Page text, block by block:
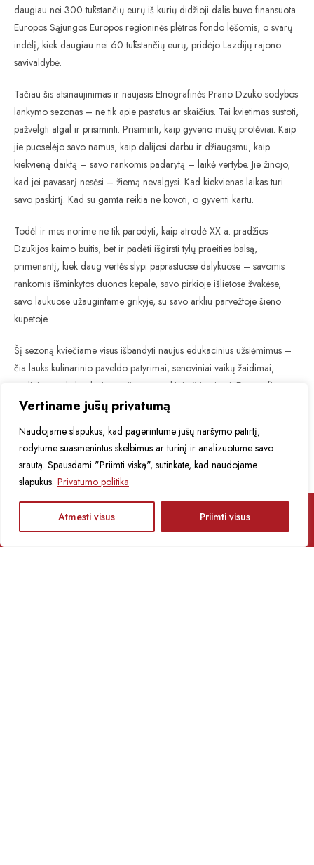
Vertiname jūsų privatumą
Naudojame slapukus, kad pagerintume jūsų naršymo patirtį,
rodytume suasmenintus skelbimus ar turinį ir analizuotume savo
srautą. Spausdami "Priimti viską", sutinkate, kad naudojame
slapukus. Privatumo politika
Atmesti visus Priimti visus
daugiau nei 300 tūkstančių eurų iš kurių didžioji dalis buvo finansuota
Europos Sąjungos Europos regioninės plėtros fondo lėšomis, o svarų
indėlį, kiek daugiau nei 60 tūkstančių eurų, pridėjo Lazdijų rajono
savivaldybė.
Tačiau šis atsinaujinimas ir naujasis Etnografinės Prano Dzūko sodybos
lankymo sezonas – ne tik apie pastatus ar skaičius. Tai kvietimas sustoti,
pažvelgti atgal ir prisiminti. Prisiminti, kaip gyveno mūsų protėviai. Kaip
jie puoselėjo savo namus, kaip dalijosi darbu ir džiaugsmu, kaip
kiekvieną daiktą – savo rankomis padarytą – laikė vertybe. Jie žinojo,
kad jei pavasarį nesėsi – žiemą nevalgysi. Kad kiekvienas laikas turi
savo paskirtį. Kad su gamta reikia ne kovoti, o gyventi kartu.
Todėl ir mes norime ne tik parodyti, kaip atrodė XX a. pradžios
Dzūkijos kaimo buitis, bet ir padėti išgirsti tylų praeities balsą,
primenantį, kiek daug vertės slypi paprastuose dalykuose – savomis
rankomis išminkytos duonos kepale, savo pirkioje išlietose žvakėse,
savo laukuose užaugintame grikyje, su savo arkliu parvežtoje šieno
kupetoje.
Šį sezoną kviečiame visus išbandyti naujus edukacinius užsiėmimus –
čia lauks kulinarinio paveldo patyrimai, senoviniai vaikų žaidimai,
tradicinėms, kalendorinėms šventėms skirti užsiėmimai. Etnografinės
sodybos lankytojai galės susipažinti su buvusio sodybos šeimininko
drąsiausius ir autentiškų patirčių išsiilgusius kviesime išbandyti tikrą
naujieną – miegojimą ant šieno!
Apie renginius ir muziejų naujienas sužinokite